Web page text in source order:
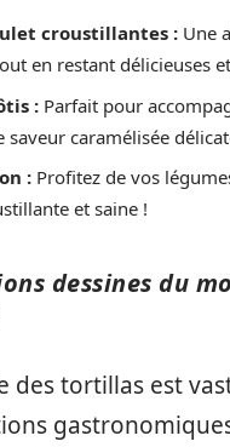
croustillantes : Une
en restant délicieuses
: Parfait pour
saveur caramélisée
: Profitez de vos
et saine !
dessines du
des tortillas est